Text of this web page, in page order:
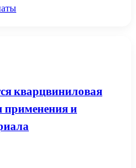
кварцвиниловая
применения и